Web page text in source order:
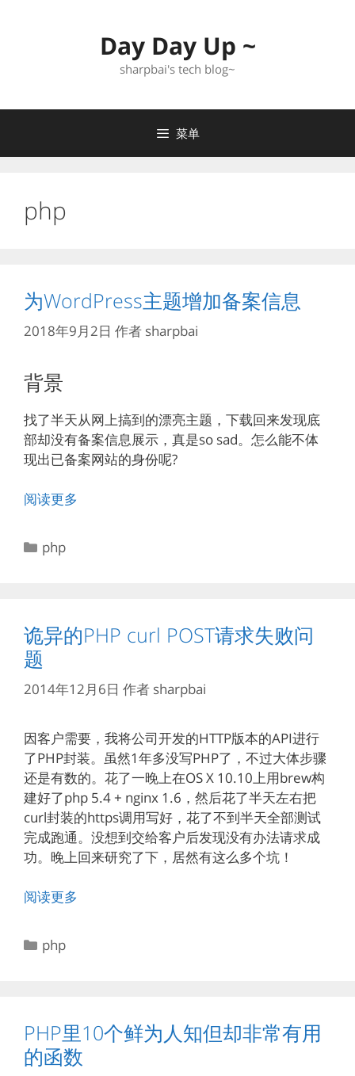
Day Day Up ~
sharpbai's tech blog~
菜单
php
为WordPress主题增加备案信息
2018年9月2日 作者 sharpbai
背景
找了半天从网上搞到的漂亮主题，下载回来发现底
部却没有备案信息展示，真是so sad。怎么能不体
现出已备案网站的身份呢?
阅读更多
分
php
诡异的PHP curl POST请求失败问
题
2014年12月6日 作者 sharpbai
因客户需要，我将公司开发的HTTP版本的API进行
了PHP封装。虽然1年多没写PHP了，不过大体步骤
还是有数的。花了一晚上在OS X 10.10上用brew构
建好了php 5.4 + nginx 1.6，然后花了半天左右把
curl封装的https调用写好，花了不到半天全部测试
完成跑通。没想到交给客户后发现没有办法请求成
功。晚上回来研究了下，居然有这么多个坑！
阅读更多
分
php
PHP里10个鲜为人知但却非常有用
的函数